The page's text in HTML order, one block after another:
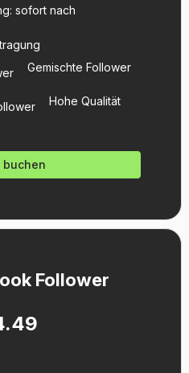
Gemischte Follower
Hohe Qualität
Follower